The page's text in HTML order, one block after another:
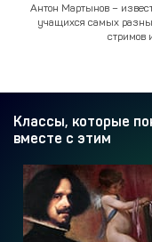
Антон Мартынов –
учащихся самых разных
стримов
Классы, которые
вместе с этим